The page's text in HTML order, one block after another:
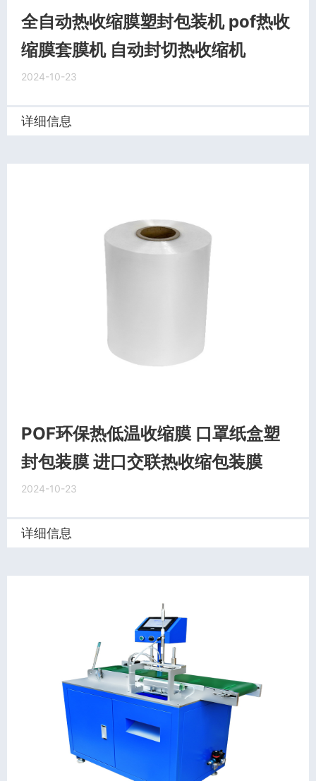
全自动热收缩膜塑封包装机 pof热收
缩膜套膜机 自动封切热收缩机
2024-10-23
详细信息
POF环保热低温收缩膜 口罩纸盒塑
封包装膜 进口交联热收缩包装膜
2024-10-23
详细信息